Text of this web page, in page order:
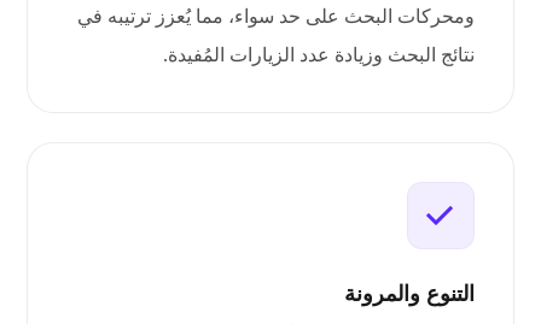
ومحركات البحث على حد سواء، مما يُعزز ترتيبه في
نتائج البحث وزيادة عدد الزيارات المُفيدة.
التنوع والمرونة